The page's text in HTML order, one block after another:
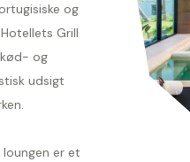
og
Grill
og
udsigt
loungen er et